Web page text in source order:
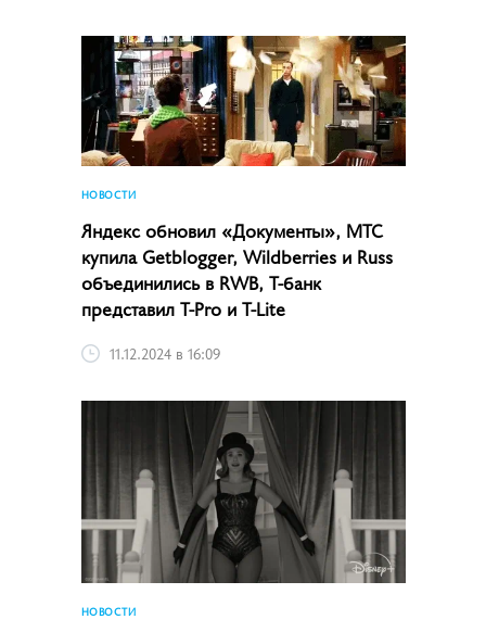
НОВОСТИ
Яндекс обновил «Документы», МТС
купила Getblogger, Wildberries и Russ
объединились в RWB, Т-банк
представил T-Pro и T-Lite
11.12.2024 в 16:09
НОВОСТИ